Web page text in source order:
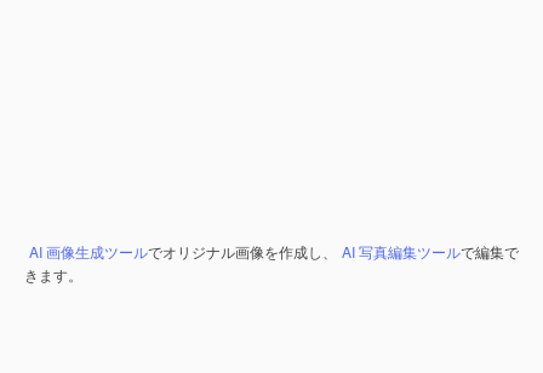
AI 画像生成ツールでオリジナル画像を作成し、 AI 写真編集ツールで編集で
きます。